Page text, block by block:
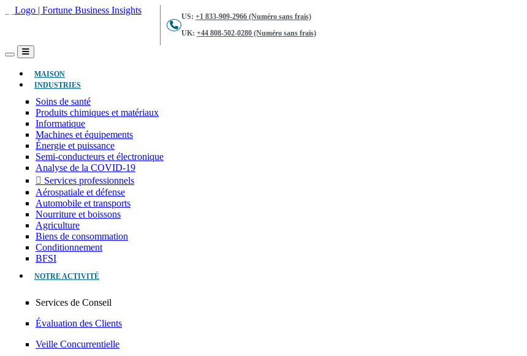
US: +1 833-909-2966 (Numéro sans frais)
UK: +44 808-502-0280 (Numéro sans frais)
MAISON(ACTUEL)
INDUSTRIES
Soins de santé
Produits chimiques et matériaux
Informatique
Machines et équipements
Énergie et puissance
Semi-conducteurs et électronique
Analyse de la COVID-19
Services professionnels
Aérospatiale et défense
Automobile et transports
Nourriture et boissons
Agriculture
Biens de consommation
Conditionnement
BFSI
NOTRE ACTIVITÉ
Services de Conseil
Évaluation des Clients
Veille Concurrentielle